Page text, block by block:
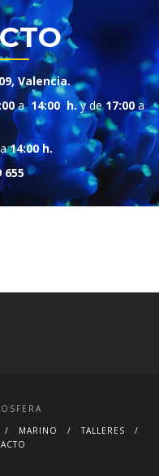
Valencia.
a14:00 h.y de17:00a
14:00 h.
655
MARINO
TALLERES